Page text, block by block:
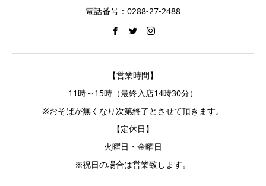
電話番号：0288-27-2488
【営業時間】
11時～15時（最終入店14時30分）
※おそばが無くなり次第終了とさせて頂きます。
【定休日】
火曜日・金曜日
※祝日の場合は営業致します。